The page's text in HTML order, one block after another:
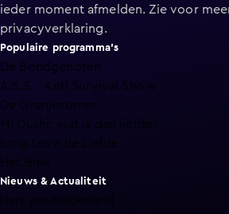
ieder moment afmelden. Zie voor
privacyverklaring.
Populaire programma's
De Bondgenoten
A.S.S. - Anti Survival Show
De Oranjezomer
Mi Dushi: wat is dan liefde?
Lang Leve de Liefde
Het Blok
Nieuws & Actualiteit